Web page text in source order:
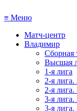
≡ Меню
Матч-центр
Владимир
Сборная
Высшая
1-я лига
2-я
2-я
3-я
3-я лига.